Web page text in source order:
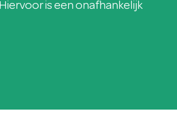
is een onafhankelijk